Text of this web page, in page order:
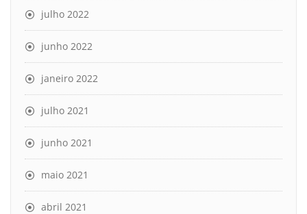
julho 2022
junho 2022
janeiro 2022
julho 2021
junho 2021
maio 2021
abril 2021